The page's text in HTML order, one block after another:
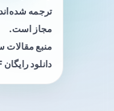
ترجمه
مجاز است.
منبع
دانلود رایگان PDF کتاب‌های پزشکی.